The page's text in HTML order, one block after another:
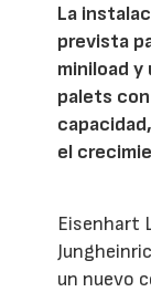
La
prevista
miniload y
palets
el
Eisenhart
un nuevo